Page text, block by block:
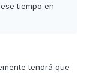
tiempo en
tendrá que